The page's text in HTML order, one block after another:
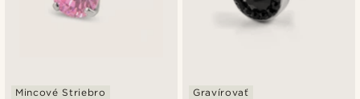
Mincové Striebro Gravírovať